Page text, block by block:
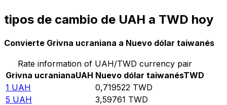
tipos de cambio de UAH a TWD hoy
Convierte Grivna ucraniana a Nuevo dólar taiwanés
Rate information of UAH/TWD currency pair
Grivna ucranianaUAH Nuevo dólar taiwanésTWD
1 UAH 0,719522 TWD
5 UAH 3,59761 TWD